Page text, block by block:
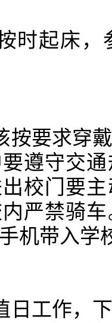
时起床
按要求穿
要遵守交
校门要
严禁骑
机带入学
日工作，